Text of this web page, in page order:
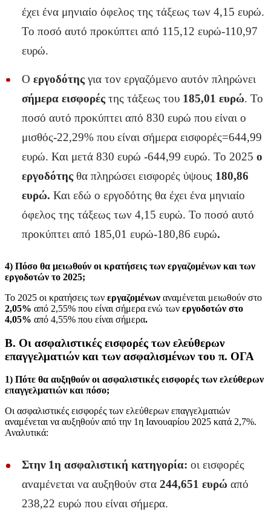
έχει ένα μηνιαίο όφελος της τάξεως των 4,15 ευρώ.
Το ποσό αυτό προκύπτει από 115,12 ευρώ-110,97
ευρώ.
Ο εργοδότης για τον εργαζόμενο αυτόν πληρώνει
σήμερα εισφορές της τάξεως του 185,01 ευρώ. Το
ποσό αυτό προκύπτει από 830 ευρώ που είναι ο
μισθός-22,29% που είναι σήμερα εισφορές=644,99
ευρώ. Και μετά 830 ευρώ -644,99 ευρώ. Το 2025 ο
εργοδότης θα πληρώσει εισφορές ύψους 180,86
ευρώ. Και εδώ ο εργοδότης θα έχει ένα μηνιαίο
όφελος της τάξεως των 4,15 ευρώ. Το ποσό αυτό
προκύπτει από 185,01 ευρώ-180,86 ευρώ.
4) Πόσο θα μειωθούν οι κρατήσεις των εργαζομένων και των
εργοδοτών το 2025;
Το 2025 οι κρατήσεις των εργαζομένων αναμένεται μειωθούν στο
2,05% από 2,55% που είναι σήμερα ενώ των εργοδοτών στο
4,05% από 4,55% που είναι σήμερα.
Β. Οι ασφαλιστικές εισφορές των ελεύθερων
επαγγελματιών και των ασφαλισμένων του π. ΟΓΑ
1) Πότε θα αυξηθούν οι ασφαλιστικές εισφορές των ελεύθερων
επαγγελματιών και πόσο;
Οι ασφαλιστικές εισφορές των ελεύθερων επαγγελματιών
αναμένεται να αυξηθούν από την 1η Ιανουαρίου 2025 κατά 2,7%.
Αναλυτικά:
Στην 1η ασφαλιστική κατηγορία: οι εισφορές
αναμένεται να αυξηθούν στα 244,651 ευρώ από
238,22 ευρώ που είναι σήμερα.